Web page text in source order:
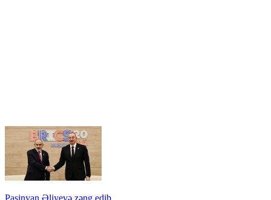
Paşinyan Əliyevə zəng edib